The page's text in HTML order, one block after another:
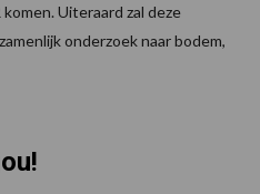
Uiteraard zal deze
onderzoek naar bodem,